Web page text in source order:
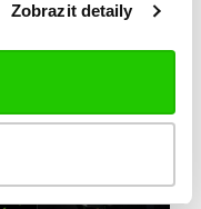
Zobrazit detaily